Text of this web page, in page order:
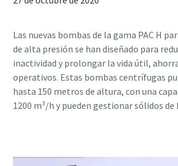
Las nuevas bombas de la gama PAC H
de alta presión se han diseñado para
inactividad y prolongar la vida útil,
operativos. Estas bombas centrífugas
hasta 150 metros de altura, con una